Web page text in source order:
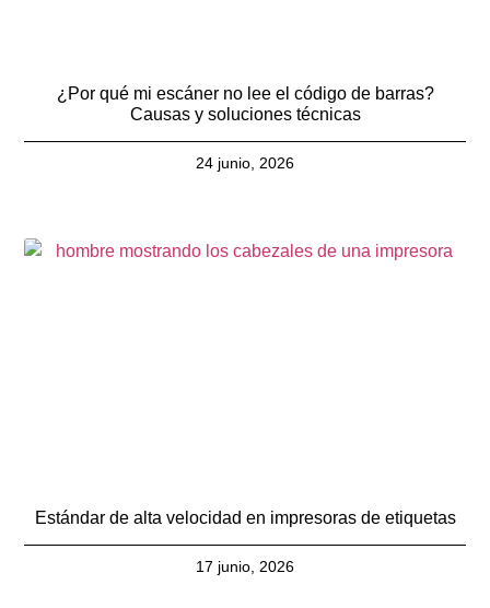
¿Por qué mi escáner no lee el código de barras?
Causas y soluciones técnicas
24 junio, 2026
Estándar de alta velocidad en impresoras de etiquetas
17 junio, 2026